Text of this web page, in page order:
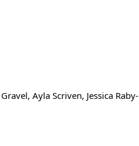
Ayla Scriven, Jessica Raby-